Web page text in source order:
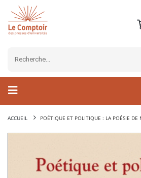
ACCUEIL POÉTIQUE ET POLITIQUE : LA POÉSIE DE